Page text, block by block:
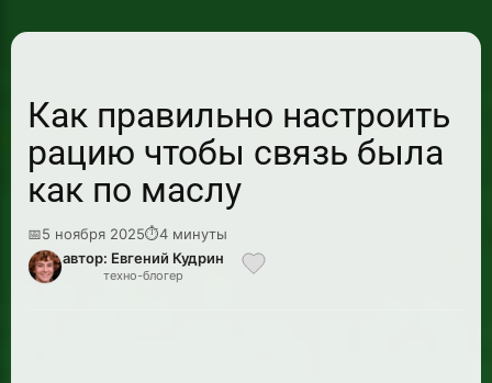
Как правильно настроить
рацию чтобы связь была
как по маслу
📅5 ноября 2025⏱4 минуты
автор: Евгений Кудрин
техно-блогер